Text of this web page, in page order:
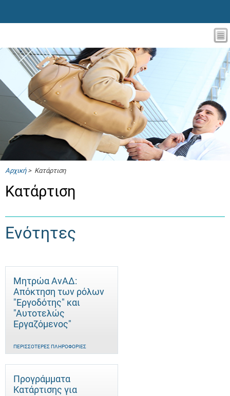
Αρχική> Κατάρτιση
Κατάρτιση
Ενότητες
Μητρώα ΑνΑΔ:
Απόκτηση των ρόλων
"Εργοδότης" και
"Αυτοτελώς
Eργαζόμενος"
ΠΕΡΙΣΣΌΤΕΡΕΣ ΠΛΗΡΟΦΟΡΊΕΣ
Προγράμματα
Κατάρτισης για